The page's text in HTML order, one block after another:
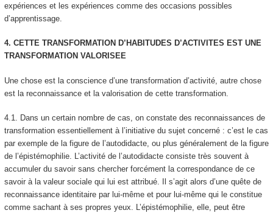
expériences et les expériences comme des occasions possibles
d’apprentissage.
4. CETTE TRANSFORMATION D’HABITUDES D’ACTIVITES EST UNE
TRANSFORMATION VALORISEE
Une chose est la conscience d’une transformation d’activité, autre chose
est la reconnaissanceet la valorisation de cette transformation.
4.1. Dans un certain nombre de cas, on constate des reconnaissances de
transformation essentiellement à l’initiative du sujet concerné: c’est le cas
par exemple de la figure de l’autodidacte, ou plus généralement de la figure
de l’épistémophilie. L’activité de l’autodidacte consiste très souvent à
accumuler du savoir sans chercher forcément la correspondance de ce
savoir à la valeur sociale qui lui est attribué. Il s’agit alors d’une quête de
reconnaissance identitaire par lui-même et pour lui-même qui le constitue
comme sachant à ses propres yeux. L’épistémophilie, elle, peut être